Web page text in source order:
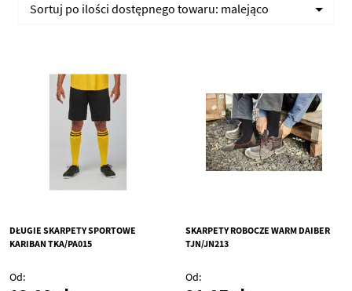
Sortuj po ilości dostępnego towaru: malejąco
DŁUGIE SKARPETY SPORTOWE
KARIBAN TKA/PA015
Od
SKARPETY ROBOCZE WARM DAIBER
TJN/JN213
Od